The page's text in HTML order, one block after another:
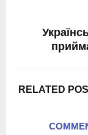
RELATED